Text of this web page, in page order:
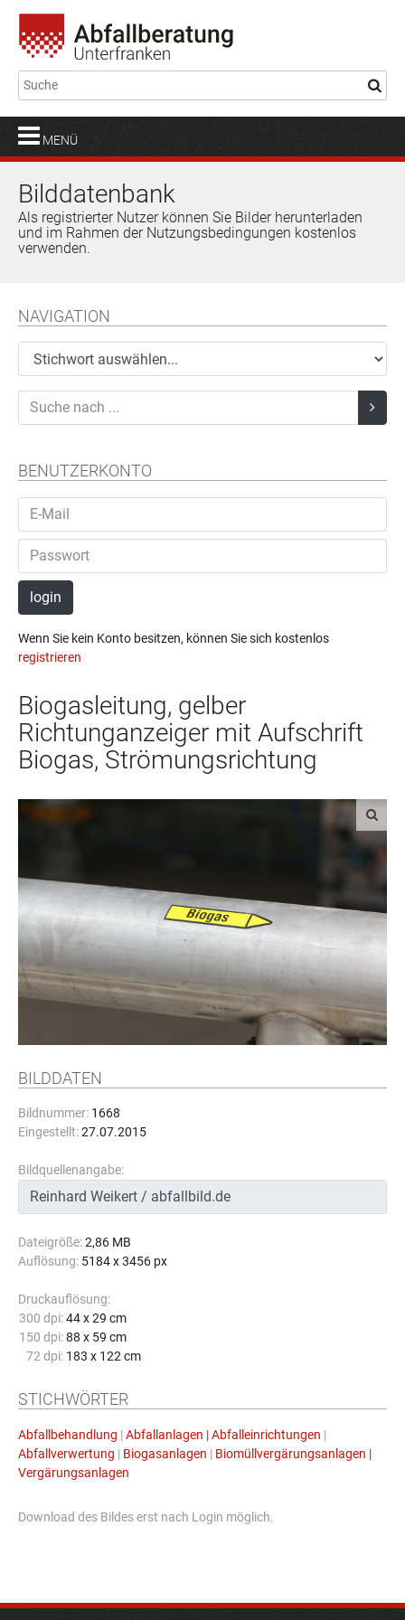
MENÜ
Bilddatenbank
Als registrierter Nutzer können Sie Bilder herunterladen
und im Rahmen der Nutzungsbedingungen kostenlos
verwenden.
NAVIGATION
BENUTZERKONTO
login
Wenn Sie kein Konto besitzen, können Sie sich kostenlos
registrieren
Biogasleitung, gelber
Richtunganzeiger mit Aufschrift
Biogas, Strömungsrichtung
BILDDATEN
Bildnummer: 1668
Eingestellt:27.07.2015
Bildquellenangabe:
Dateigröße:2,86 MB
Auflösung: 5184 x 3456 px
Druckauflösung:
300 dpi: 44 x 29 cm
150 dpi: 88 x 59 cm
72 dpi: 183 x 122 cm
STICHWÖRTER
Abfallbehandlung | Abfallanlagen | Abfalleinrichtungen |
Abfallverwertung | Biogasanlagen | Biomüllvergärungsanlagen |
Vergärungsanlagen
Download des Bildes erst nach Login möglich.